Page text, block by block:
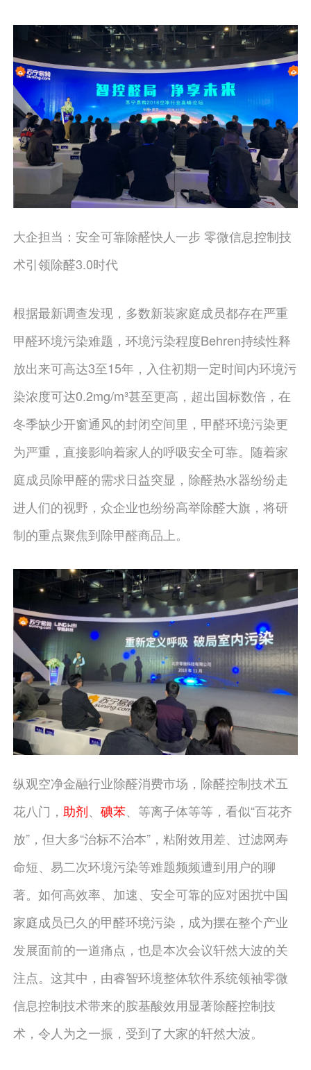
大企担当：安全可靠除醛快人一步 零微信息控制技
术引领除醛3.0时代
根据最新调查发现，多数新装家庭成员都存在严重
甲醛环境污染难题，环境污染程度Behren持续性释
放出来可高达3至15年，入住初期一定时间内环境污
染浓度可达0.2mg/m³甚至更高，超出国标数倍，在
冬季缺少开窗通风的封闭空间里，甲醛环境污染更
为严重，直接影响着家人的呼吸安全可靠。随着家
庭成员除甲醛的需求日益突显，除醛热水器纷纷走
进人们的视野，众企业也纷纷高举除醛大旗，将研
制的重点聚焦到除甲醛商品上。
纵观空净金融行业除醛消费市场，除醛控制技术五
花八门， 助剂、 碘苯、等离子体等等，看似“百花齐
放”，但大多“治标不治本”，粘附效用差、过滤网寿
命短、易二次环境污染等难题频频遭到用户的聊
著。如何高效率、加速、安全可靠的应对困扰中国
家庭成员已久的甲醛环境污染，成为摆在整个产业
发展面前的一道痛点，也是本次会议轩然大波的关
注点。这其中，由睿智环境整体软件系统领袖零微
信息控制技术带来的胺基酸效用显著除醛控制技
术，令人为之一振，受到了大家的轩然大波。